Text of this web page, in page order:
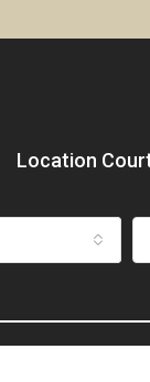
Location